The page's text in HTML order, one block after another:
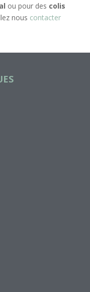
ou pour des colis
nous contacter